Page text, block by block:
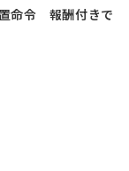
置命令 報酬付きで